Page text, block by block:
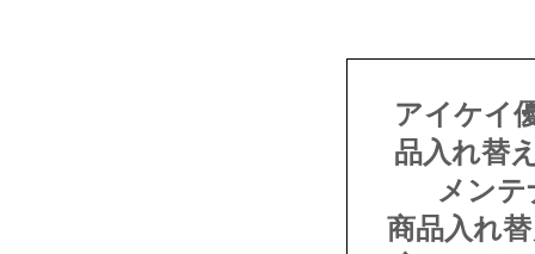
アイケイ
品入れ替
メン
商品入れ